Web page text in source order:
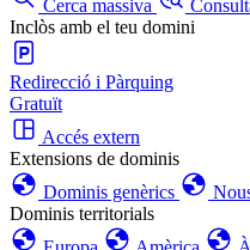
Cerca massiva
Inclòs amb el teu domini
Redirecció i Pàrquing
Gratuït
Accés extern
Extensions de dominis
Dominis genèrics
Dominis territorials